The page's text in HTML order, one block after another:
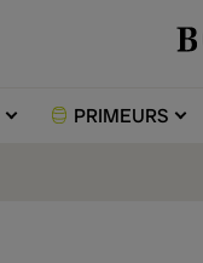
PRIMEURS